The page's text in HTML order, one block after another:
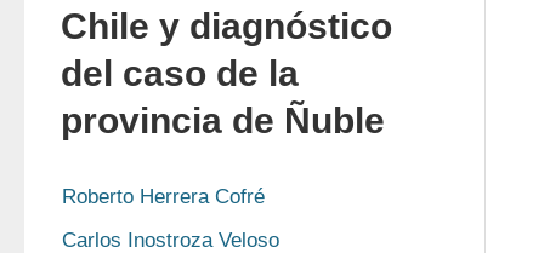
Chile y diagnóstico
del caso de la
provincia de Ñuble
Roberto Herrera Cofré
Carlos Inostroza Veloso